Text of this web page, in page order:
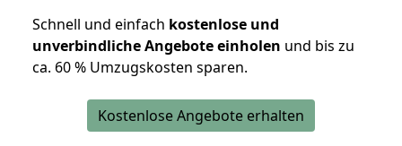
Schnell und einfach kostenlose und
unverbindliche Angebote einholen und bis zu
ca. 60 % Umzugskosten sparen.
Kostenlose Angebote erhalten